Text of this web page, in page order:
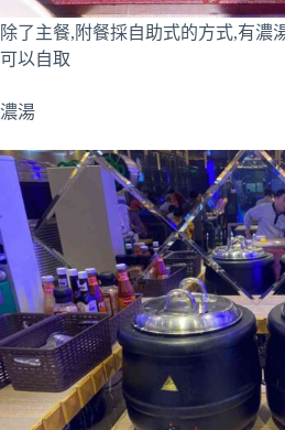
除了主餐,附餐採自助式的方式,有濃
可以自取
濃湯